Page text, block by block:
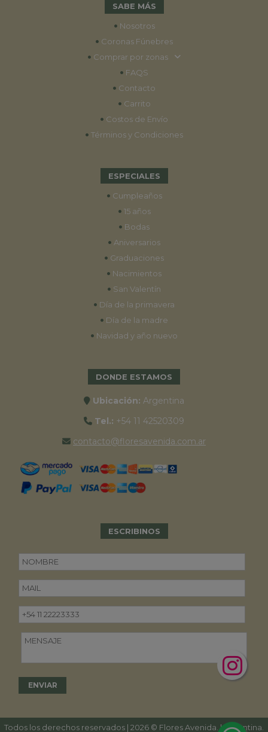
SABE MÁS
• Nosotros
• Coronas Fúnebres
• Comprar por zonas
• FAQS
• Contacto
• Carrito
• Costos de Envío
• Términos y Condiciones
ESPECIALES
• Cumpleaños
• 15 años
• Bodas
• Aniversarios
• Graduaciones
• Nacimientos
• San Valentín
• Día de la primavera
• Día de la madre
• Navidad y año nuevo
DONDE ESTAMOS
Ubicación: Argentina
Tel.: +54 11 42520309
contacto@floresavenida.com.ar
ESCRIBINOS
Todos los derechos reservados | 2026 © Flores Avenida. | Argentina.